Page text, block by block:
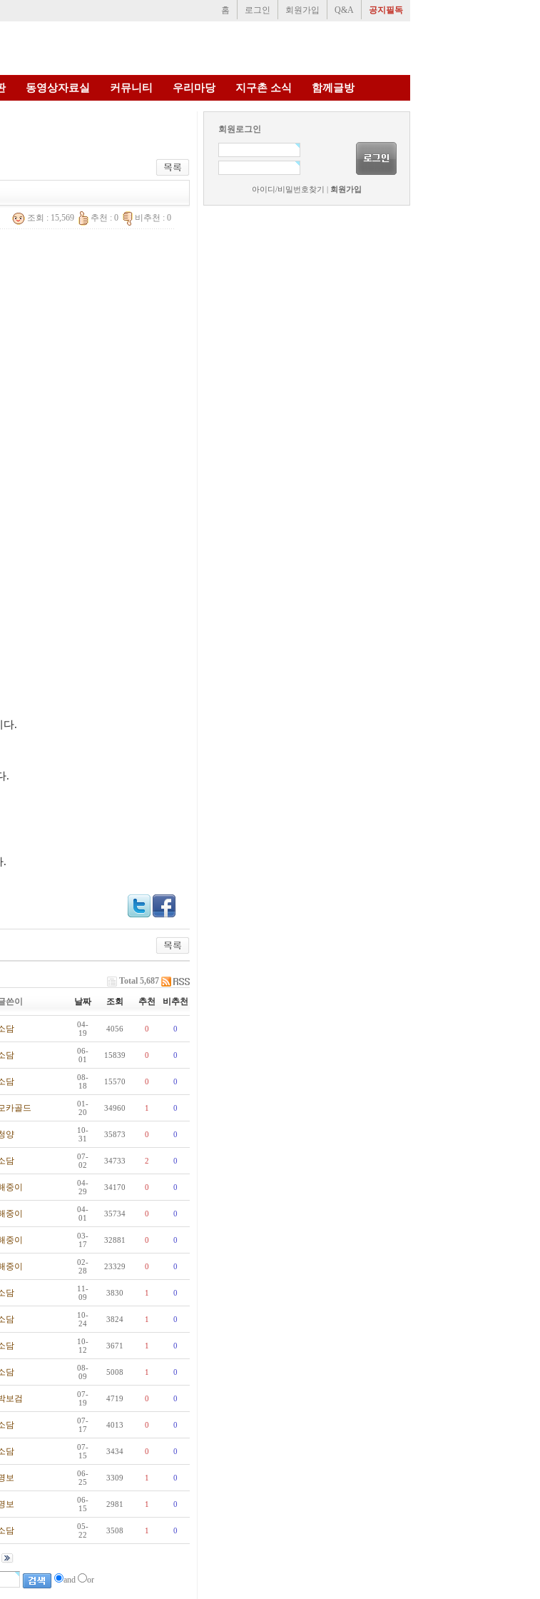
홈 로그인 회원가입 Q&A 공지필독
동영상자료실 커뮤니티 우리마당 지구촌 소식 함께글방
조회 : 15,569 추천 : 0 비추천 : 0
다.
.
.
Total 5,687
쓴이 날짜 조회 추천 비추천
담
04-
19
4056 0 0
담
06-
01
15839 0 0
담
08-
18
15570 0 0
카골드
01-
20
34960 1 0
양
10-
31
35873 0 0
담
07-
02
34733 2 0
중이
04-
29
34170 0 0
중이
04-
01
35734 0 0
중이
03-
17
32881 0 0
중이
02-
28
23329 0 0
담
11-
09
3830 1 0
담
10-
24
3824 1 0
담
10-
12
3671 1 0
담
08-
09
5008 1 0
보검
07-
19
4719 0 0
담
07-
17
4013 0 0
담
07-
15
3434 0 0
보
06-
25
3309 1 0
보
06-
15
2981 1 0
담
05-
22
3508 1 0
and or
회원로그인
아이디/비밀번호찾기 회원가입